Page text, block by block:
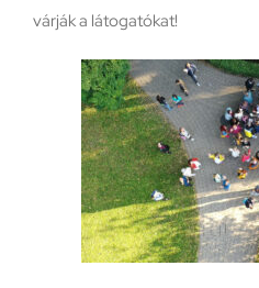
várják a látogatókat!